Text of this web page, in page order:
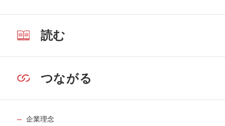
読む
つながる
企業理念